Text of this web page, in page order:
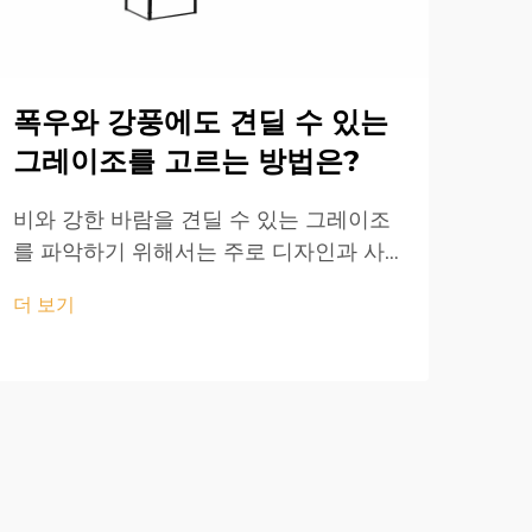
폭우와 강풍에도 견딜 수 있는
그레이조를 고르는 방법은?
비와 강한 바람을 견딜 수 있는 그레이조
를 파악하기 위해서는 주로 디자인과 사
둔 Evr Shine 아웃도어 제품은 업계에서
더 보기